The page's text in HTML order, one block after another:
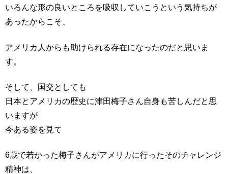
いろんな形の良いところを吸収していこうという気持ちが
あったからこそ、
アメリカ人からも助けられる存在になったのだと思いま
す。
そして、国交としても
日本とアメリカの歴史に津田梅子さん自身も苦しんだと思
いますが
今ある姿を見て
6歳で若かった梅子さんがアメリカに行ったそのチャレンジ
精神は、